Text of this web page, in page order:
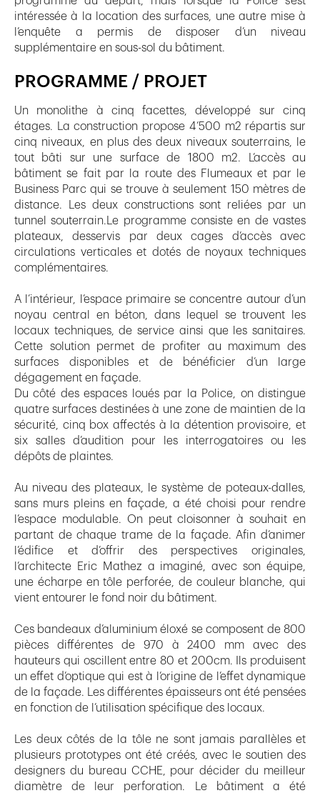
intéressée à la location des surfaces, une autre mise à
l’enquête a permis de disposer d’un niveau
supplémentaire en sous-sol du bâtiment.
PROGRAMME / PROJET
Un monolithe à cinq facettes, développé sur cinq
étages. La construction propose 4’500 m2 répartis sur
cinq niveaux, en plus des deux niveaux souterrains, le
tout bâti sur une surface de 1800 m2. L’accès au
bâtiment se fait par la route des Flumeaux et par le
Business Parc qui se trouve à seulement 150 mètres de
distance. Les deux constructions sont reliées par un
tunnel souterrain.Le programme consiste en de vastes
plateaux, desservis par deux cages d’accès avec
circulations verticales et dotés de noyaux techniques
complémentaires.
A l’intérieur, l’espace primaire se concentre autour d’un
noyau central en béton, dans lequel se trouvent les
locaux techniques, de service ainsi que les sanitaires.
Cette solution permet de profiter au maximum des
surfaces disponibles et de bénéficier d’un large
dégagement en façade.
Du côté des espaces loués par la Police, on distingue
quatre surfaces destinées à une zone de maintien de la
sécurité, cinq box affectés à la détention provisoire, et
six salles d’audition pour les interrogatoires ou les
dépôts de plaintes.
Au niveau des plateaux, le système de poteaux-dalles,
sans murs pleins en façade, a été choisi pour rendre
l’espace modulable. On peut cloisonner à souhait en
partant de chaque trame de la façade. Afin d’animer
l’édifice et d’offrir des perspectives originales,
l’architecte Eric Mathez a imaginé, avec son équipe,
une écharpe en tôle perforée, de couleur blanche, qui
vient entourer le fond noir du bâtiment.
Ces bandeaux d’aluminium éloxé se composent de 800
pièces différentes de 970 à 2400 mm avec des
hauteurs qui oscillent entre 80 et 200cm. Ils produisent
un effet d’optique qui est à l’origine de l’effet dynamique
de la façade. Les différentes épaisseurs ont été pensées
en fonction de l’utilisation spécifique des locaux.
Les deux côtés de la tôle ne sont jamais parallèles et
plusieurs prototypes ont été créés, avec le soutien des
designers du bureau CCHE, pour décider du meilleur
diamètre de leur perforation. Le bâtiment a été